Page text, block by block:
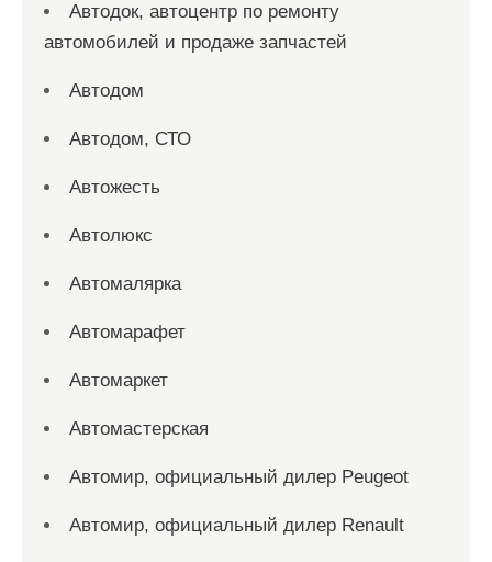
Автодок, автоцентр по ремонту
автомобилей и продаже запчастей
Автодом
Автодом, СТО
Автожесть
Автолюкс
Автомалярка
Автомарафет
Автомаркет
Автомастерская
Автомир, официальный дилер Peugeot
Автомир, официальный дилер Renault